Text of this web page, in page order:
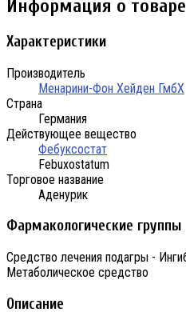
Информация о товаре
Характеристики
Производитель
Менарини-Фон Хейден ГмбХ
Страна
Германия
Действующее вещество
Фебуксостат
Febuxostatum
Торговое название
Аденурик
Фармакологические группы
Средство лечения подагры -
Метаболическое средство
Описание